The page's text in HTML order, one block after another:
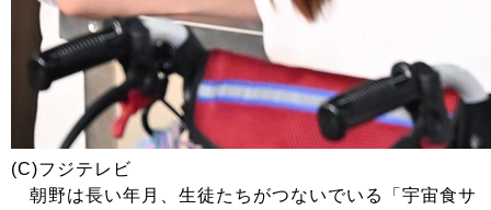
(C)フジテレビ
朝野は長い年月、生徒たちがつないでいる「宇宙食サ